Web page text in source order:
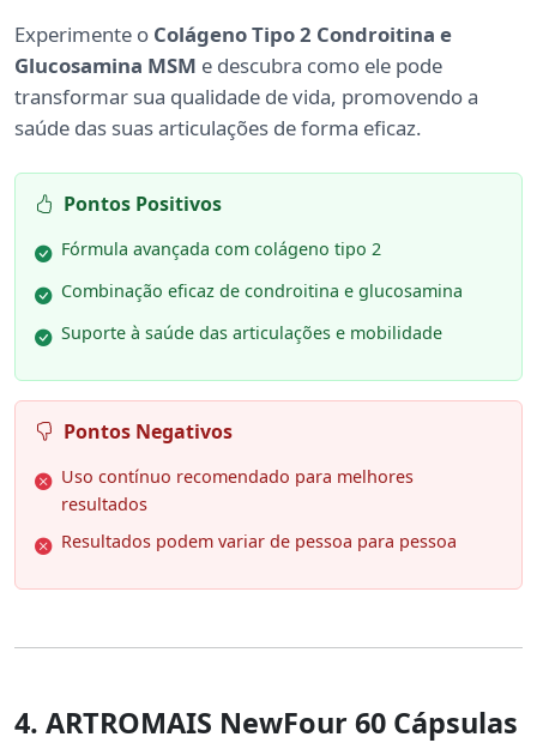
Experimente o Colágeno Tipo 2 Condroitina e
Glucosamina MSM e descubra como ele pode
transformar sua qualidade de vida, promovendo a
saúde das suas articulações de forma eficaz.
Pontos Positivos
Fórmula avançada com colágeno tipo 2
Combinação eficaz de condroitina e glucosamina
Suporte à saúde das articulações e mobilidade
Pontos Negativos
Uso contínuo recomendado para melhores
resultados
Resultados podem variar de pessoa para pessoa
4. ARTROMAIS NewFour 60 Cápsulas